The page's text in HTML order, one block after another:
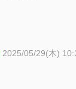
2025/05/29(木)